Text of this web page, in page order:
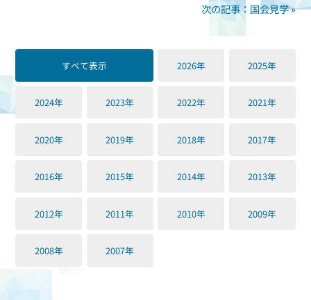
次の記事：国会見学 »
すべて表示 2026年 2025年
2024年 2023年 2022年 2021年
2020年 2019年 2018年 2017年
2016年 2015年 2014年 2013年
2012年 2011年 2010年 2009年
2008年 2007年